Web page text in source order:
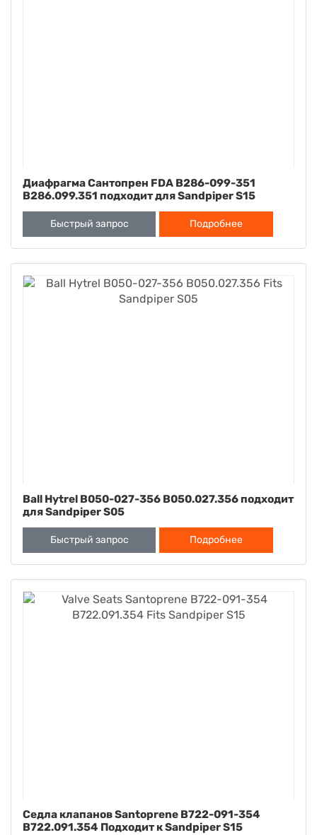
Диафрагма Сантопрен FDA B286-099-351
B286.099.351 подходит для Sandpiper S15
Быстрый запрос Подробнее
Ball Hytrel B050-027-356 B050.027.356 подходит
для Sandpiper S05
Быстрый запрос Подробнее
Седла клапанов Santoprene B722-091-354
B722.091.354 Подходит к Sandpiper S15